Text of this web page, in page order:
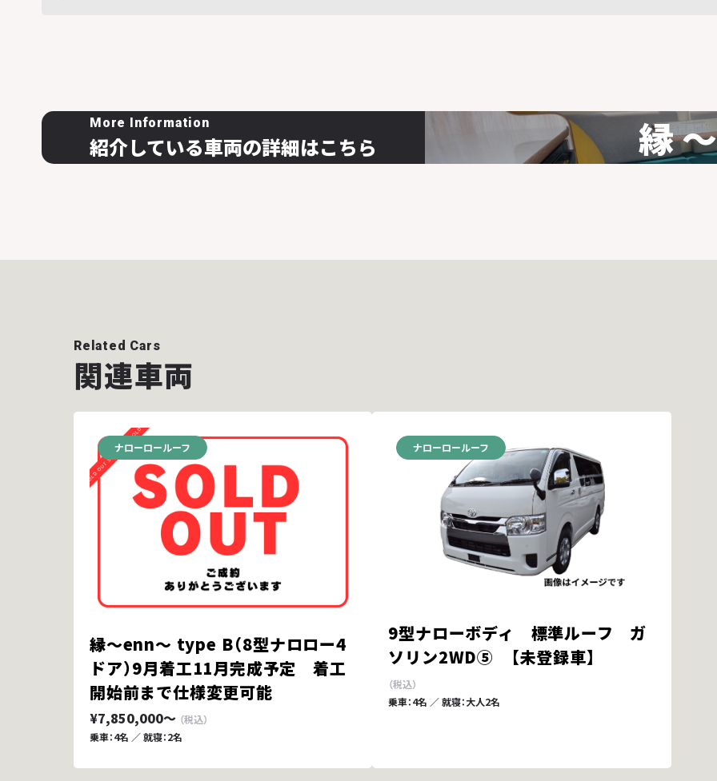
More Information
紹介している車両の詳細はこちら 縁
Related Cars
関連車両
ナローロールーフ
縁～enn～ type B（8型ナロロー4
ドア）9月着工11月完成予定 着工
開始前まで仕様変更可能
¥7,850,000～
乗車：4名 ／ 就寝：2名
ナローロールーフ
9型ナローボディ 標準ルーフ ガ
ソリン2WD⑤ 【未登録車】
乗車：4名 ／ 就寝：大人2名